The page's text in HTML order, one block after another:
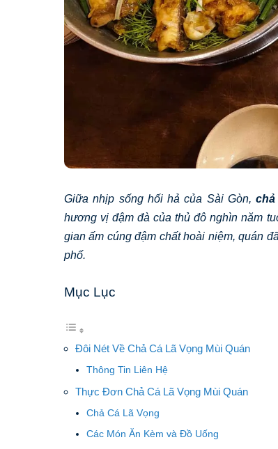
Giữa nhịp sống hối hả của Sài Gòn, chả
hương vị đậm đà của thủ đô nghìn năm
gian ấm cúng đậm chất hoài niệm, quán
phố.
Mục Lục
Đôi Nét Về Chả Cá Lã Vọng Mùi Quán
Thông Tin Liên Hệ
Thực Đơn Chả Cá Lã Vọng Mùi Quán
Chả Cá Lã Vọng
Các Món Ăn Kèm và Đồ Uống